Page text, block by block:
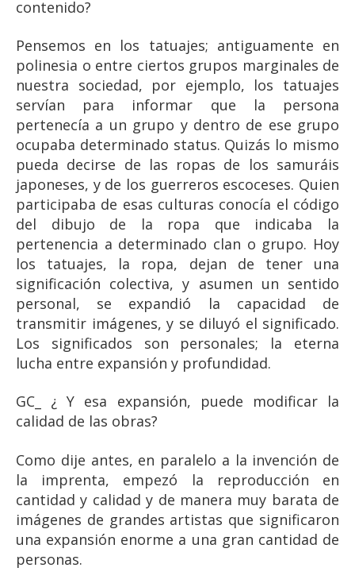
contenido?
Pensemos en los tatuajes; antiguamente en
polinesia o entre ciertos grupos marginales de
nuestra sociedad, por ejemplo, los tatuajes
servían para informar que la persona
pertenecía a un grupo y dentro de ese grupo
ocupaba determinado status. Quizás lo mismo
pueda decirse de las ropas de los samuráis
japoneses, y de los guerreros escoceses. Quien
participaba de esas culturas conocía el código
del dibujo de la ropa que indicaba la
pertenencia a determinado clan o grupo. Hoy
los tatuajes, la ropa, dejan de tener una
significación colectiva, y asumen un sentido
personal, se expandió la capacidad de
transmitir imágenes, y se diluyó el significado.
Los significados son personales; la eterna
lucha entre expansión y profundidad.
GC_ ¿ Y esa expansión, puede modificar la
calidad de las obras?
Como dije antes, en paralelo a la invención de
la imprenta, empezó la reproducción en
cantidad y calidad y de manera muy barata de
imágenes de grandes artistas que significaron
una expansión enorme a una gran cantidad de
personas.